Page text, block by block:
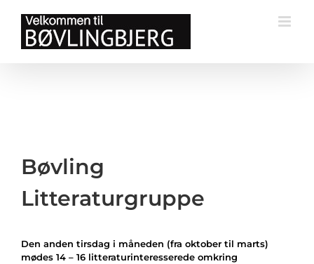
content
Bøvling
Litteraturgruppe
Den anden tirsdag i måneden (fra oktober til marts)
mødes 14 – 16 litteraturinteresserede omkring